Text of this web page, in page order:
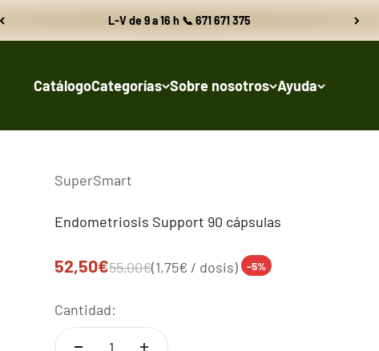
L-V de 9 a 16 h 📞 671 671 375
CatálogoCategorías Sobre nosotros Ayuda
SuperSmart
Endometriosis Support 90 cápsulas
Precio de oferta
52,50€Precio normal
55,00€(1,75€ / dosis) -5%
Cantidad: